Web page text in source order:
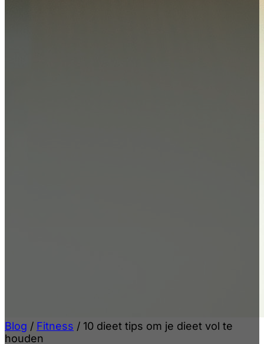
Blog / Fitness / 10 dieet tips om je dieet vol te
houden